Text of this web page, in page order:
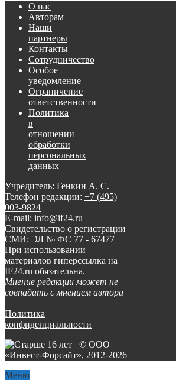
О нас
Авторам
Наши
партнеры
Контакты
Сотрудничество
Особое
уведомление
Ограничение
ответственности
Политика
в
отношении
обработки
персональных
данных
Учредитель: Генкин А. С.
Телефон редакции: +7 (495)
003-9824
E-mail: info@if24.ru
Свидетельство о регистрации
СМИ: ЭЛ № ФС 77 - 67477
При использовании
материалов гиперссылка на
IF24.ru обязательна.
Мнение редакции может не
совпадать с мнением автора
Политика
конфиденциальности
© ООО
«Инвест-Форсайт», 2012-2026
Меню